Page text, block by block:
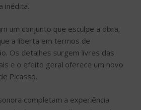
inédita.
um conjunto que esculpe a obra,
a liberta em termos de
Os detalhes surgem livres das
e o efeito geral oferece um novo
Picasso.
completam a experiência